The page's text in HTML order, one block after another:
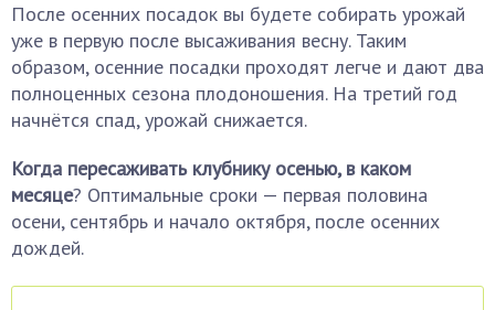
После осенних посадок вы будете собирать урожай
уже в первую после высаживания весну. Таким
образом, осенние посадки проходят легче и дают два
полноценных сезона плодоношения. На третий год
начнётся спад, урожай снижается.
Когда пересаживать клубнику осенью, в каком
месяце? Оптимальные сроки — первая половина
осени, сентябрь и начало октября, после осенних
дождей.